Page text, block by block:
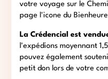
votre voyage sur le
page l'icone du
La Crédencial est
l'expédions moyennant
pouvez également
petit don lors de votre